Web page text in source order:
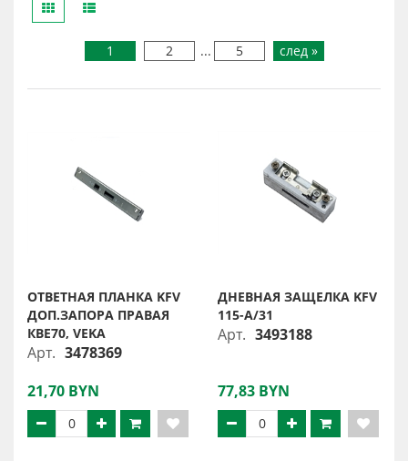
1 2 ... 5 след »
ОТВЕТНАЯ ПЛАНКА KFV
ДОП.ЗАПОРА ПРАВАЯ
КВЕ70, VEKA
Арт. 3478369
21,70 BYN
ДНЕВНАЯ ЗАЩЕЛКА KFV
115-A/31
Арт. 3493188
77,83 BYN